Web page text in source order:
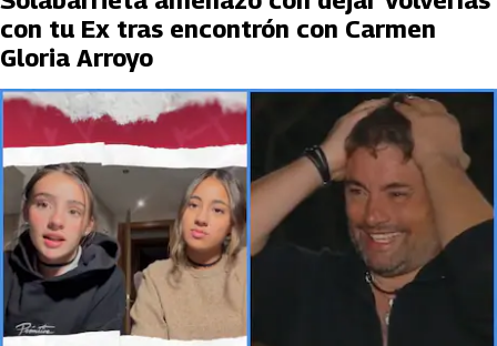
con tu Ex tras encontrón con Carmen
Gloria Arroyo